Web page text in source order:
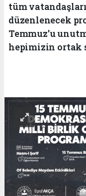
tüm
düzenlenecek
Temmuz'u
hepimizin ortak